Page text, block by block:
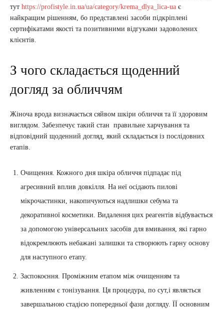
тут https://profistyle.in.ua/ua/category/krema_dlya_lica-ua є
найкращим рішенням, бо представлені засоби підкріплені
сертифікатами якості та позитивними відгуками задоволених
клієнтів.
З чого складається щоденний
догляд за обличчям
Жіноча врода визначається сяйвом шкіри обличчя та її здоровим
виглядом. Забезпечує такий стан правильне харчування та
відповідний щоденний догляд, який складається із послідовних
етапів.
Очищення. Кожного дня шкіра обличчя підпадає під
агресивний вплив довкілля. На неї осідають пилові
мікрочастинки, накопичуються надлишки себума та
декоративної косметики. Видалення цих реагентів відбувається
за допомогою універсальних засобів для вмивання, які гарно
відокремлюють небажані залишки та створюють гарну основу
для наступного етапу.
Заспокоєння. Проміжним етапом між очищенням та
живленням є тонізування. Ця процедура, по сут,і являється
завершальною стадією попередньої фази догляду. ЇЇ основним